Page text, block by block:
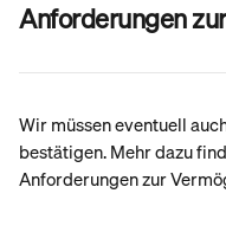
Anforderungen
Wir müssen eventuell
bestätigen. Mehr dazu
Anforderungen zur